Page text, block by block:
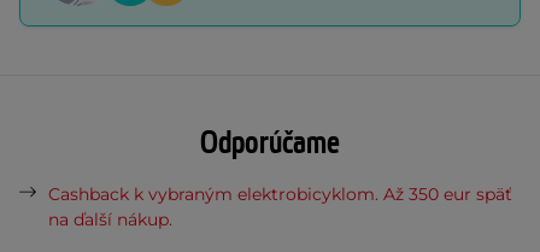
Odporúčame
Cashback k vybraným elektrobicyklom. Až 350 eur späť
na ďalší nákup.